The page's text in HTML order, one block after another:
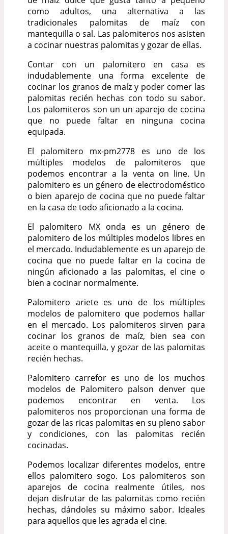
como adultos, una alternativa a las
tradicionales palomitas de maíz con
mantequilla o sal. Las palomiteros nos asisten
a cocinar nuestras palomitas y gozar de ellas.
Contar con un palomitero en casa es
indudablemente una forma excelente de
cocinar los granos de maíz y poder comer las
palomitas recién hechas con todo su sabor.
Los palomiteros son un un aparejo de cocina
que no puede faltar en ninguna cocina
equipada.
El palomitero mx-pm2778 es uno de los
múltiples modelos de palomiteros que
podemos encontrar a la venta on line. Un
palomitero es un género de electrodoméstico
o bien aparejo de cocina que no puede faltar
en la casa de todo aficionado a la cocina.
El palomitero MX onda es un género de
palomitero de los múltiples modelos libres en
el mercado. Indudablemente es un aparejo de
cocina que no puede faltar en la cocina de
ningún aficionado a las palomitas, el cine o
bien a cocinar normalmente.
Palomitero ariete es uno de los múltiples
modelos de palomitero que podemos hallar
en el mercado. Los palomiteros sirven para
cocinar los granos de maíz, bien sea con
aceite o mantequilla, y gozar de las palomitas
recién hechas.
Palomitero carrefor es uno de los muchos
modelos de Palomitero palson denver que
podemos encontrar en venta. Los
palomiteros nos proporcionan una forma de
gozar de las ricas palomitas en su pleno sabor
y condiciones, con las palomitas recién
cocinadas.
Podemos localizar diferentes modelos, entre
ellos palomitero sogo. Los palomiteros son
aparejos de cocina realmente útiles, nos
dejan disfrutar de las palomitas como recién
hechas, dándoles su máximo sabor. Ideales
para aquellos que les agrada el cine.